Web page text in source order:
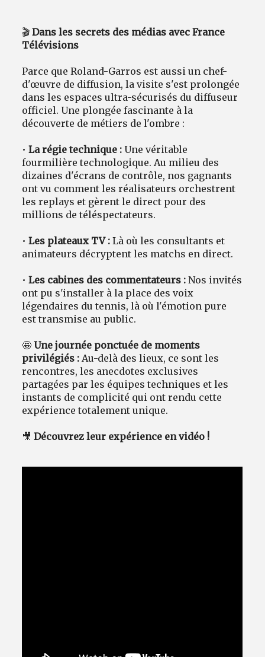
🎬Dans les secrets des médias avec France
Télévisions
Parce que Roland-Garros est aussi un chef-
d'œuvre de diffusion, la visite s'est prolongée
dans les espaces ultra-sécurisés du diffuseur
officiel. Une plongée fascinante à la
découverte de métiers de l'ombre :
•La régie technique : Une véritable
fourmilière technologique. Au milieu des
dizaines d'écrans de contrôle, nos gagnants
ont vu comment les réalisateurs orchestrent
les replays et gèrent le direct pour des
millions de téléspectateurs.
•Les plateaux TV : Là où les consultants et
animateurs décryptent les matchs en direct.
•Les cabines des commentateurs : Nos invités
ont pu s'installer à la place des voix
légendaires du tennis, là où l'émotion pure
est transmise au public.
🤩 Une journée ponctuée de moments
privilégiés : Au-delà des lieux, ce sont les
rencontres, les anecdotes exclusives
partagées par les équipes techniques et les
instants de complicité qui ont rendu cette
expérience totalement unique.
🎥Découvrez leur expérience en vidéo !